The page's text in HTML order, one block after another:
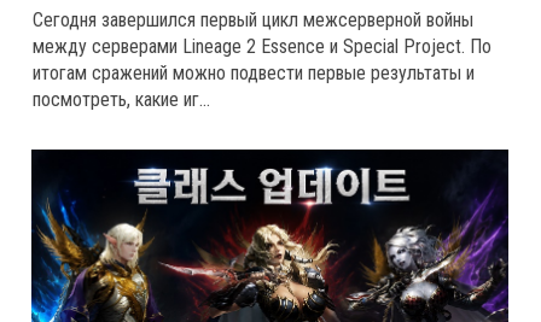
Сегодня завершился первый цикл межсерверной войны
между серверами Lineage 2 Essence и Special Project. По
итогам сражений можно подвести первые результаты и
посмотреть, какие иг...